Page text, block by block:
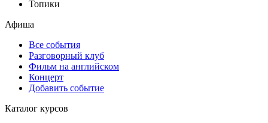
Топики
Афиша
Все события
Разговорный клуб
Фильм на английском
Концерт
Добавить событие
Каталог курсов